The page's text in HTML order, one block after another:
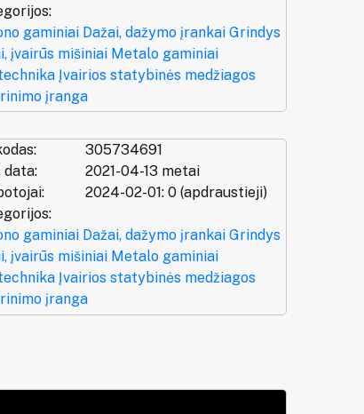
gaminiai Dažai, dažymo įrankai Grindys
įvairūs mišiniai Metalo gaminiai
Įvairios statybinės medžiagos
įranga
305734691
data:
2021-04-13 metai
2024-02-01: 0 (apdraustieji)
gaminiai Dažai, dažymo įrankai Grindys
įvairūs mišiniai Metalo gaminiai
Įvairios statybinės medžiagos
įranga